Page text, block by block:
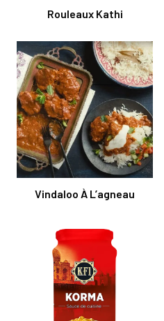
Rouleaux Kathi
Vindaloo À L’agneau